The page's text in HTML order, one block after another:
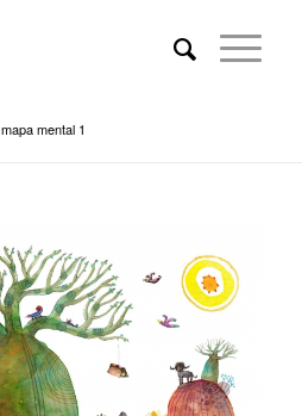
mapa mental 1